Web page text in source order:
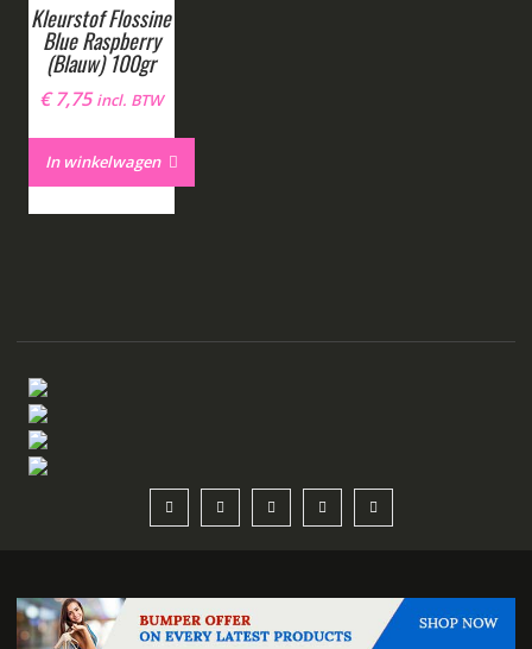
Kleurstof Flossine
Blue Raspberry
(Blauw) 100gr
€7,75 incl. BTW
In winkelwagen